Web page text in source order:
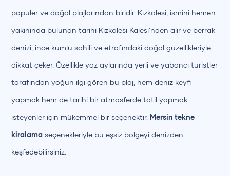
popüler ve doğal plajlarından biridir. Kızkalesi, ismini hemen
yakınında bulunan tarihi Kızkalesi Kalesi'nden alır ve berrak
denizi, ince kumlu sahili ve etrafındaki doğal güzellikleriyle
dikkat çeker. Özellikle yaz aylarında yerli ve yabancı turistler
tarafından yoğun ilgi gören bu plaj, hem deniz keyfi
yapmak hem de tarihi bir atmosferde tatil yapmak
isteyenler için mükemmel bir seçenektir. Mersin tekne
kiralama seçenekleriyle bu eşsiz bölgeyi denizden
keşfedebilirsiniz.